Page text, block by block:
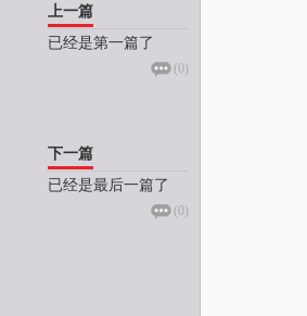
上一篇
已经是第一篇了
(0)
下一篇
已经是最后一篇了
(0)